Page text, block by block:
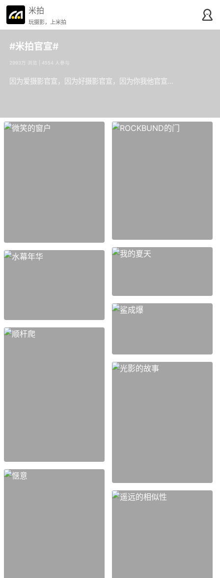
米拍
玩摄影，上米拍
#米拍官宣#
2993万 浏览 | 4554 人参与
因为爱摄影官宣，因为好摄影官宣，因为你我他官宣…